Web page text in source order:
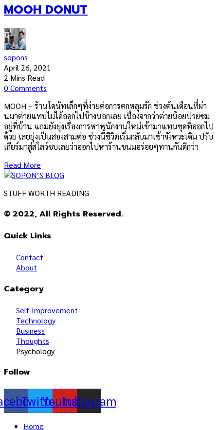
MOOH DONUT
sopons
April 26, 2021
2 Mins Read
0 Comments
MOOH – ร้านโดนัทเล็กๆที่ง่ายต่อการตกหลุมรัก ช่วงต้นเดือนที่ผ่า
นมาต่ายแทบไม่ได้ออกไปข้างนอกเลย เนื่องจากว่าต่ายน้อยป่วยซม
อยู่ที่บ้าน แถมยังยุ่งเรื่องการหาพนักงานใหม่เข้ามาแทนชุดที่ออกไป
ด้วย เลยยุ่งเป็นสองสามต่อ ช่วงนี้ชีวิตเริ่มกลับมาเข้าจังหวะเดิม ปรับ
เกียร์มาสู่สโลว์ซบเลยว่าออกไปหาร้านขนมอร่อยๆทานกันดีกว่า
Read More
STUFF WORTH READING
© 2022, All Rights Reserved.
Quick Links
Contact
About
Category
Self-Improvement
Technology
Business
Thoughts
Psychology
Follow
TwitterYoutube
Instagram
Home